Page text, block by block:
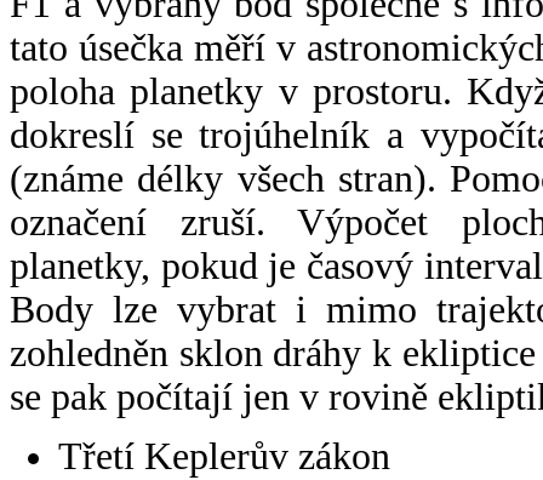
tato úsečka měří v
poloha planetky v prostoru.
dokreslí se trojúhelník a
(známe délky všech stran).
označení zruší. Výpočet
planetky, pokud je časový
Body lze vybrat i mimo
zohledněn sklon dráhy k
se pak počítají jen v rovině
Třetí Keplerův zákon